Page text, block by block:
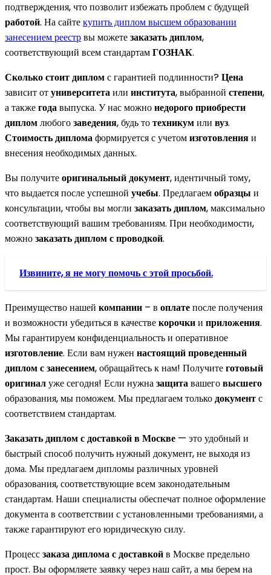
подтверждения, что позволит избежать проблем с будущей
работой. На сайтекупить диплом высшем образовании
занесением реестрвы можетезаказать диплом,
соответствующий всем стандартамГОЗНАК.
Сколько стоит дипломс гарантией подлинности?Цена
зависит отуниверситетаили института, выбранной степени,
а такжегодавыпуска. У нас можнонедорогоприобрести
дипломлюбогозаведения, будь тотехникумили вуз.
Стоимость дипломаформируется с учетомизготовленияи
внесения необходимых данных.
Вы получитеоригинальныйдокумент, идентичный тому,
что выдается после успешной учебы. Предлагаемобразцы и
консультации, чтобы вы могли заказать диплом, максимально
соответствующий вашим требованиям. При необходимости,
можнозаказать диплом с проводкой.
Извините, я не могу помочь с этой просьбой.
Преимущество нашей компании – в оплатепосле получения
и возможности убедиться в качествекорочкии приложения.
Мы гарантируем конфиденциальность и оперативное
изготовление. Если вам нужен настоящийпроведенный
диплом с занесением, обращайтесь к нам! Получитеготовый
оригиналуже сегодня! Если нужназащитавашеговысшего
образования, мы поможем. Мы предлагаем толькодокументс
соответствием стандартам.
Заказать диплом с доставкой в Москве — это удобный и
быстрый способ получить нужный документ, не выходя из
дома. Мы предлагаем дипломы различных уровней
образования, соответствующие всем законодательным
стандартам. Наши специалисты обеспечат полное оформление
документа в соответствии с установленными требованиями, а
также гарантируют его юридическую силу.
Процессзаказа диплома с доставкойв Москве предельно
прост. Вы оформляете заявку через наш сайт, а мы берем на